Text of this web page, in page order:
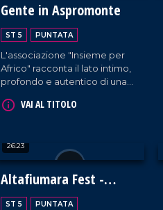
Gente in Aspromonte
ST 5 PUNTATA
L'associazione "Insieme per
Africo" racconta il lato intimo,
profondo e autentico di una
spesso tenuta ai margini.
VAI AL TITOLO
26:23
Altafiumara Fest -
Mario Venuti
ST 5 PUNTATA